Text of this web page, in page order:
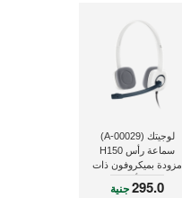
لوجيتك (A-00029)
سماعة رأس H150
مزودة بميكروفون ذات
لون أبيض
295.0جنية